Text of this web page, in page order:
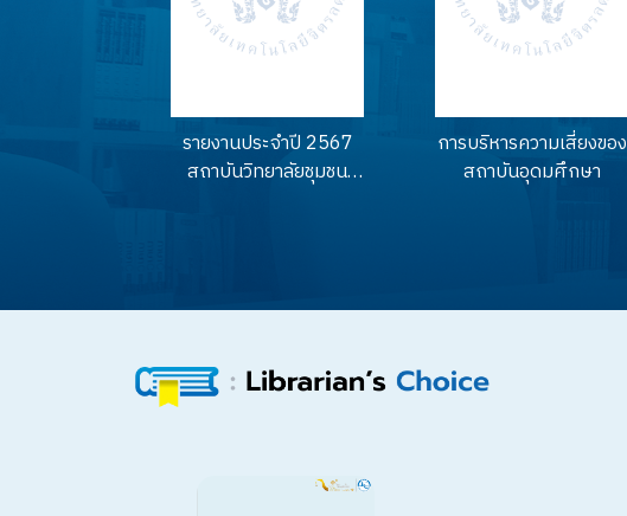
รายงานประจำปี 2567
สถาบันวิทยาลัยชุมชน
การบริหารความเสี่ยงของ
สถาบันอุดมศึกษา